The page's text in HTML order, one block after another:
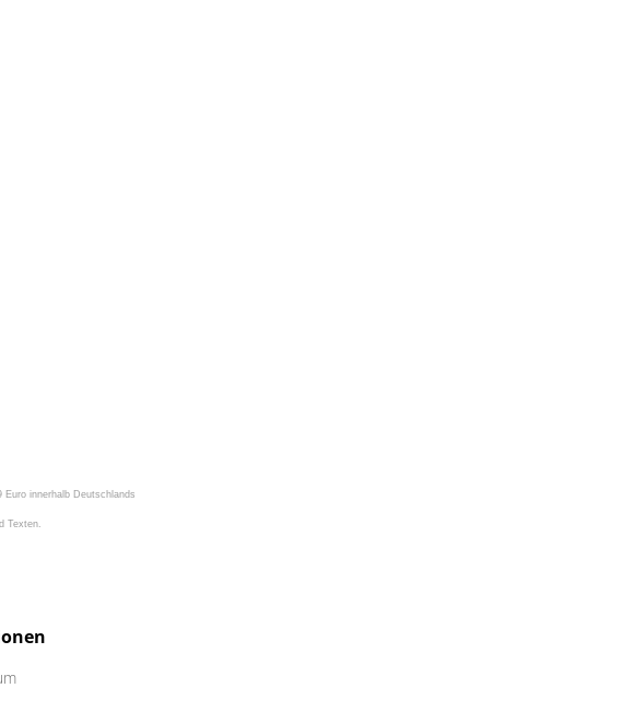
innerhalb Deutschlands
Texten.